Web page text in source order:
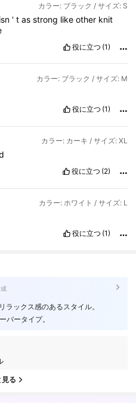
カラー: ブラック / サイズ: S
isn ' t as strong like other knit
役に立つ (1)
カラー: ブラック / サイズ: M
役に立つ (1)
カラー: カーキ / サイズ: XL
役に立つ (2)
カラー: ホワイト / サイズ: L
役に立つ (1)
ラックス感のあるスタイル。
バータイプ。
見る